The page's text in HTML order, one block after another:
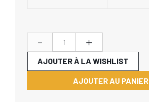
- +
AJOUTER AU PANIER
AJOUTER À LA WISHLIST